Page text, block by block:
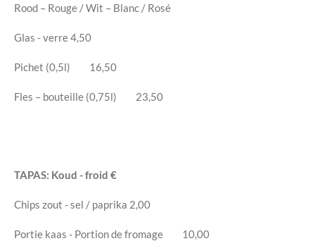
Rood – Rouge / Wit – Blanc / Rosé
Glas - verre4,50
Pichet (0,5l) 16,50
Fles – bouteille (0,75l) 23,50
TAPAS: Koud - froid €
Chips zout - sel / paprika 2,00
Portie kaas - Portion de fromage 10,00